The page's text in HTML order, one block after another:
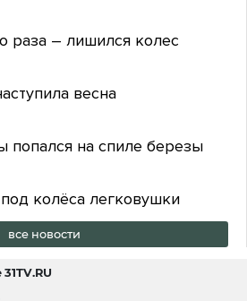
раза – лишился колес
весна
на спиле березы
колёса легковушки
все новости
31TV.RU